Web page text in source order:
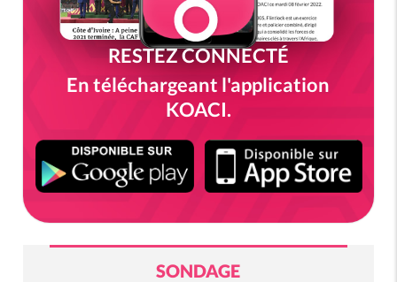
RESTEZ CONNECTÉ
En téléchargeant l'application
KOACI.
SONDAGE